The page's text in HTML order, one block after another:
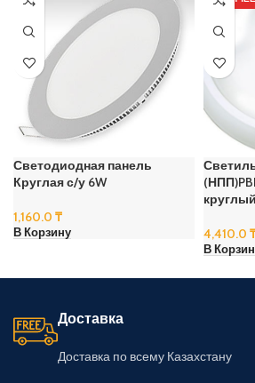
Светодиодная панель
Круглая с/у 6W
1,160.0 ₸
В Корзину 4,410.0
В
Доставка
Доставка по всему Казахстану